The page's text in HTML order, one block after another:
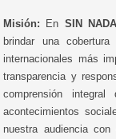
Misión: En SIN
brindar una
internacionales más
transparencia y
comprensión
acontecimientos
nuestra audiencia